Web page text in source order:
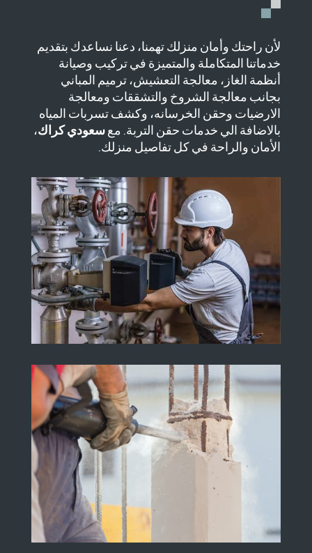
لأن راحتك وأمان منزلك تهمنا، دعنا نساعدك بتقديم
خدماتنا المتكاملة والمتميزة في تركيب وصيانة
أنظمة الغاز، معالجة التعشيش، ترميم المباني
بجانب معالجة الشروخ والتشققات ومعالجة
الارضيات وحقن الخرسانه، وكشف تسربات المياه
بالاضافة الي خدمات حقن التربة. مع سعودي كراك،
الأمان والراحة في كل تفاصيل منزلك.